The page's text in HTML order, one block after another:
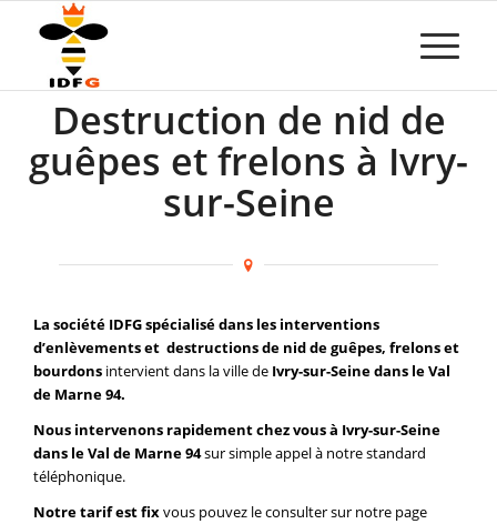
Destruction de nid de
guêpes et frelons à Ivry-
sur-Seine
La société IDFG spécialisé dans les interventions
d’enlèvements et destructions de nid de guêpes, frelons et
bourdons intervient dans la ville de Ivry-sur-Seine dans le Val
de Marne 94.
Nous intervenons rapidement chez vous à Ivry-sur-Seine
dans le Val de Marne 94sur simple appel à notre standard
téléphonique.
Notre tarif est fixvous pouvez le consulter sur notre page